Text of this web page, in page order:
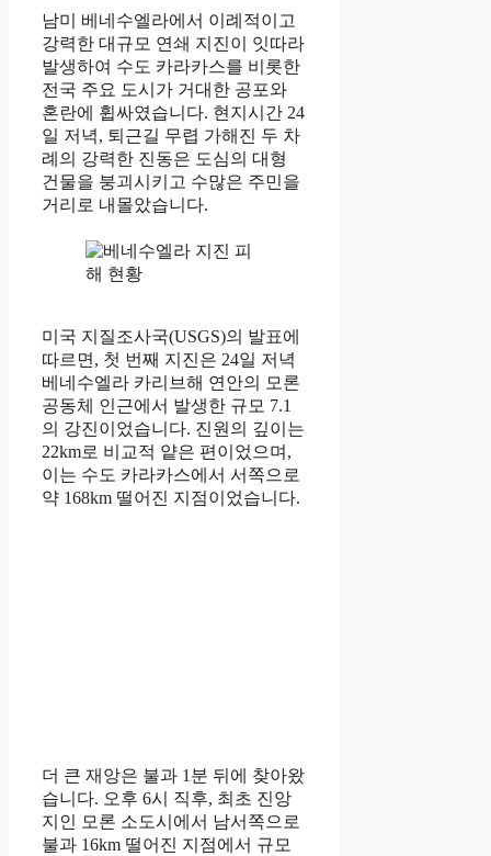
남미 베네수엘라에서 이례적이고
강력한 대규모 연쇄 지진이 잇따라
발생하여 수도 카라카스를 비롯한
전국 주요 도시가 거대한 공포와
혼란에 휩싸였습니다. 현지시간 24
일 저녁, 퇴근길 무렵 가해진 두 차
례의 강력한 진동은 도심의 대형
건물을 붕괴시키고 수많은 주민을
거리로 내몰았습니다.
미국 지질조사국(USGS)의 발표에
따르면, 첫 번째 지진은 24일 저녁
베네수엘라 카리브해 연안의 모론
공동체 인근에서 발생한 규모 7.1
의 강진이었습니다. 진원의 깊이는
22km로 비교적 얕은 편이었으며,
이는 수도 카라카스에서 서쪽으로
약 168km 떨어진 지점이었습니다.
더 큰 재앙은 불과 1분 뒤에 찾아왔
습니다. 오후 6시 직후, 최초 진앙
지인 모론 소도시에서 남서쪽으로
불과 16km 떨어진 지점에서 규모